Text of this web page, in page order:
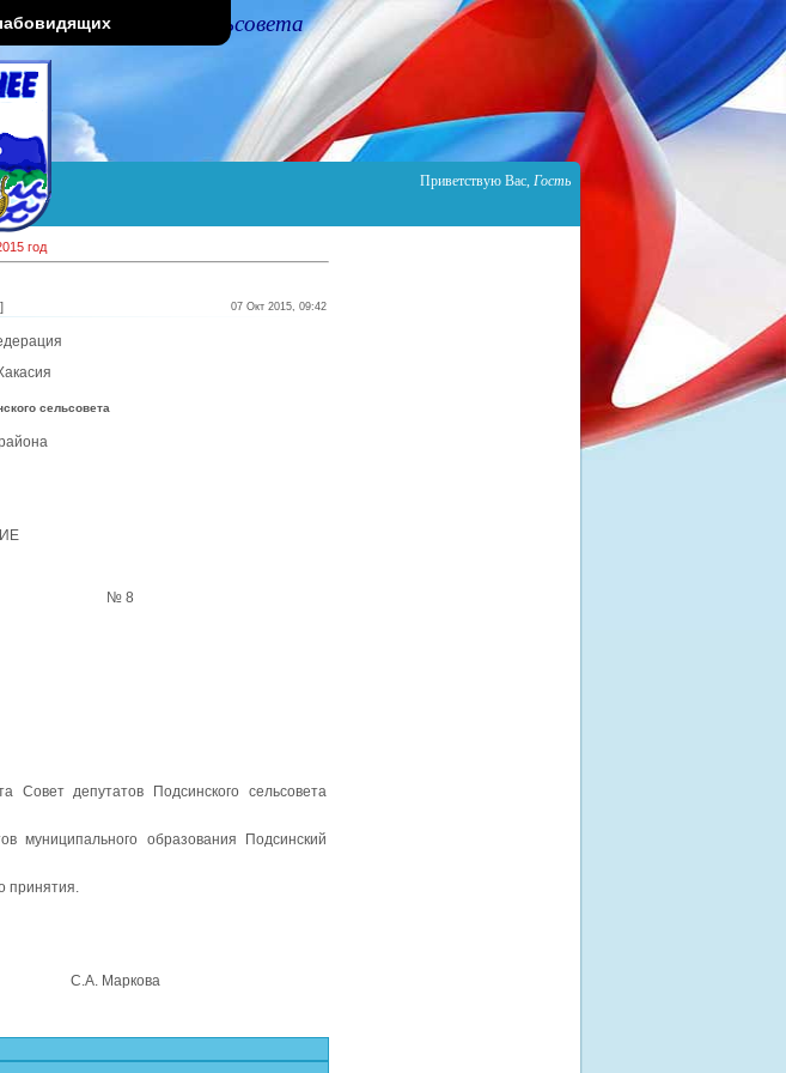
Подсинского сельсовета
Приветствую Вас, Гость
год
07 Окт 2015, 09:42
сельсовета
№ 8
Совет депутатов Подсинского сельсовета
муниципального образования Подсинский
принятия.
С.А. Маркова